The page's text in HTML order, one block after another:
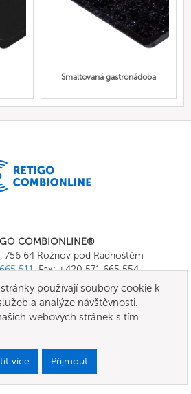
Smaltovaná gastronádoba
COMBIONLINE®
756 64 Rožnov pod Radhoštěm
511, Fax: +420 571 665 554
info@combionline.com
smluvní podmínky
používají soubory cookie k
a analýze návštěvnosti.
webových stránek s tím
více Přijmout